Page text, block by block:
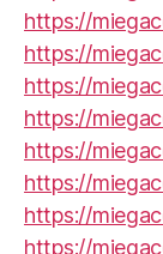
https://
https://
https://
https://
https://
https://
https://
https://